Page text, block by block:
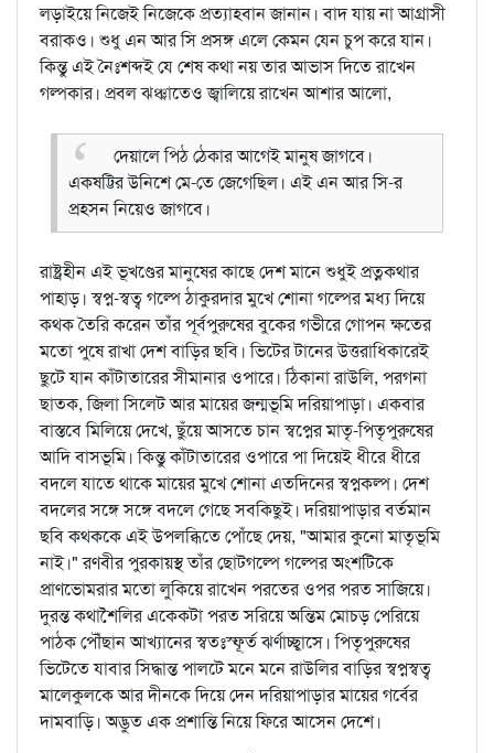
লড়াইয়ে নিজেই নিজেকে প্রত্যাহবান জানান। বাদ যায় না আগ্রাসী
বরাকও। শুধু এন আর সি প্রসঙ্গ এলে কেমন যেন চুপ করে যান।
কিন্তু এই নৈঃশব্দই যে শেষ কথা নয় তার আভাস দিতে রাখেন
গল্পকার। প্রবল ঝঞ্ঝাতেও জ্বালিয়ে রাখেন আশার আলো,
দেয়ালে পিঠ ঠেকার আগেই মানুষ জাগবে।
একষট্টির উনিশে মে-তে জেগেছিল। এই এন আর সি-র
প্রহসন নিয়েও জাগবে।
রাষ্ট্রহীন এই ভূখণ্ডের মানুষের কাছে দেশ মানে শুধুই প্রত্নকথার
পাহাড়। স্বপ্ন-স্বত্ব গল্পে ঠাকুরদার মুখে শোনা গল্পের মধ্য দিয়ে
কথক তৈরি করেন তাঁর পূর্বপুরুষের বুকের গভীরে গোপন ক্ষতের
মতো পুষে রাখা দেশ বাড়ির ছবি। ভিটের টানের উত্তরাধিকারেই
ছুটে যান কাঁটাতারের সীমানার ওপারে। ঠিকানা রাউলি, পরগনা
ছাতক, জিলা সিলেট আর মায়ের জন্মভূমি দরিয়াপাড়া। একবার
বাস্তবে মিলিয়ে দেখে, ছুঁয়ে আসতে চান স্বপ্নের মাতৃ-পিতৃপুরুষের
আদি বাসভূমি। কিন্তু কাঁটাতারের ওপারে পা দিয়েই ধীরে ধীরে
বদলে যাতে থাকে মায়ের মুখে শোনা এতদিনের স্বপ্নকল্প। দেশ
বদলের সঙ্গে সঙ্গে বদলে গেছে সবকিছুই। দরিয়াপাড়ার বর্তমান
ছবি কথককে এই উপলব্ধিতে পোঁছে দেয়, "আমার কুনো মাতৃভূমি
নাই।" রণবীর পুরকায়স্থ তাঁর ছোটগল্পে গল্পের অংশটিকে
প্রাণভোমরার মতো লুকিয়ে রাখেন পরতের ওপর পরত সাজিয়ে।
দুরন্ত কথাশৈলির একেকটা পরত সরিয়ে অন্তিম মোচড় পেরিয়ে
পাঠক পৌঁছান আখ্যানের স্বতঃস্ফূর্ত ঝর্ণাচ্ছ্বাসে। পিতৃপুরুষের
ভিটেতে যাবার সিদ্ধান্ত পালটে মনে মনে রাউলির বাড়ির স্বপ্নস্বত্ব
মালেকুলকে আর দীনকে দিয়ে দেন দরিয়াপাড়ার মায়ের গর্বের
দামবাড়ি। অদ্ভুত এক প্রশান্তি নিয়ে ফিরে আসেন দেশে।